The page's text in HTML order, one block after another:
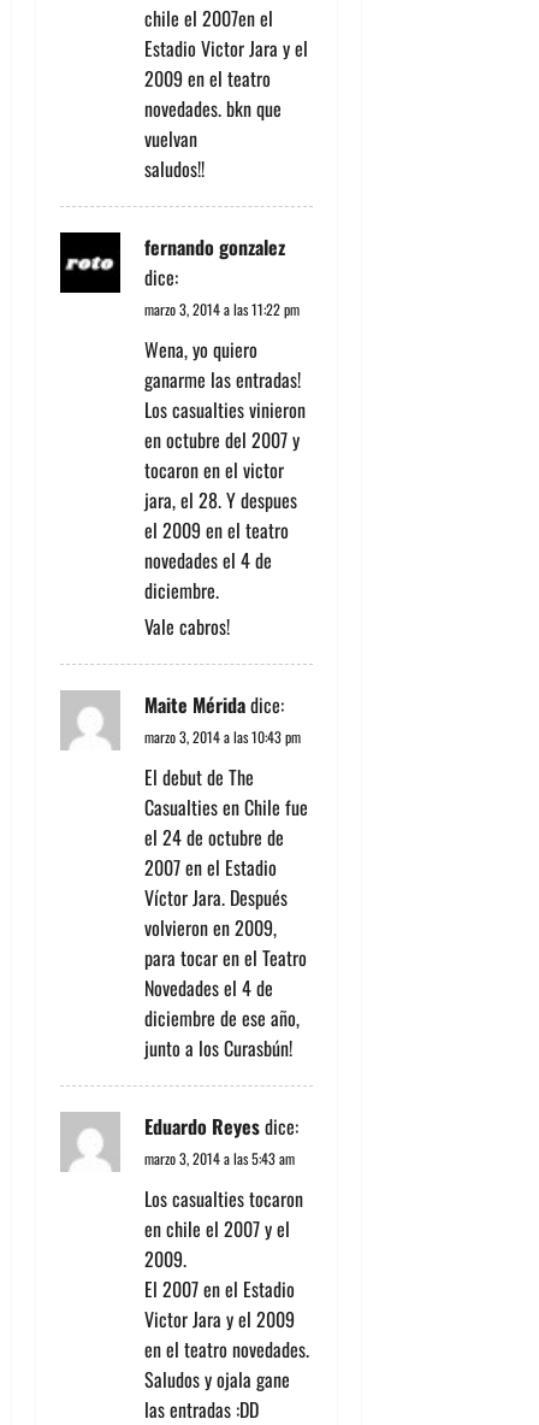
chile el 2007en el
Estadio Victor Jara y el
2009 en el teatro
novedades. bkn que
vuelvan
saludos!!
fernando gonzalez
dice:
marzo 3, 2014 a las 11:22 pm
Wena, yo quiero
ganarme las entradas!
Los casualties vinieron
en octubre del 2007 y
tocaron en el victor
jara, el 28. Y despues
el 2009 en el teatro
novedades el 4 de
diciembre.
Vale cabros!
Maite Méridadice:
marzo 3, 2014 a las 10:43 pm
El debut de The
Casualties en Chile fue
el 24 de octubre de
2007 en el Estadio
Víctor Jara. Después
volvieron en 2009,
para tocar en el Teatro
Novedades el 4 de
diciembre de ese año,
junto a los Curasbún!
Eduardo Reyesdice:
marzo 3, 2014 a las 5:43 am
Los casualties tocaron
en chile el 2007 y el
2009.
El 2007 en el Estadio
Victor Jara y el 2009
en el teatro novedades.
Saludos y ojala gane
las entradas :DD